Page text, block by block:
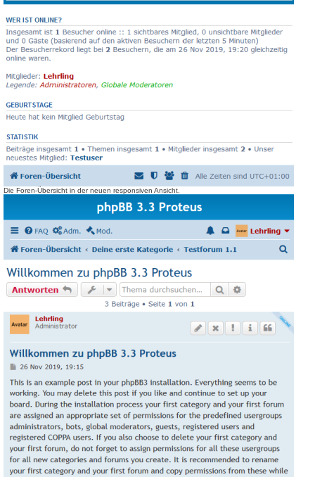
Die Foren-Übersicht in der neuen responsiven Ansicht.